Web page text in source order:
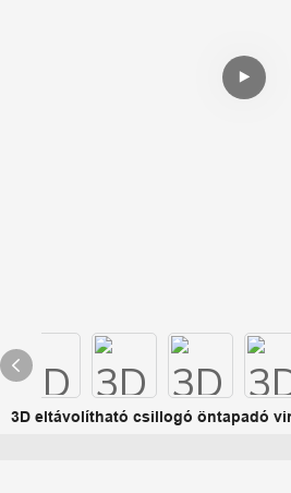
3D eltávolítható csillogó öntapadó